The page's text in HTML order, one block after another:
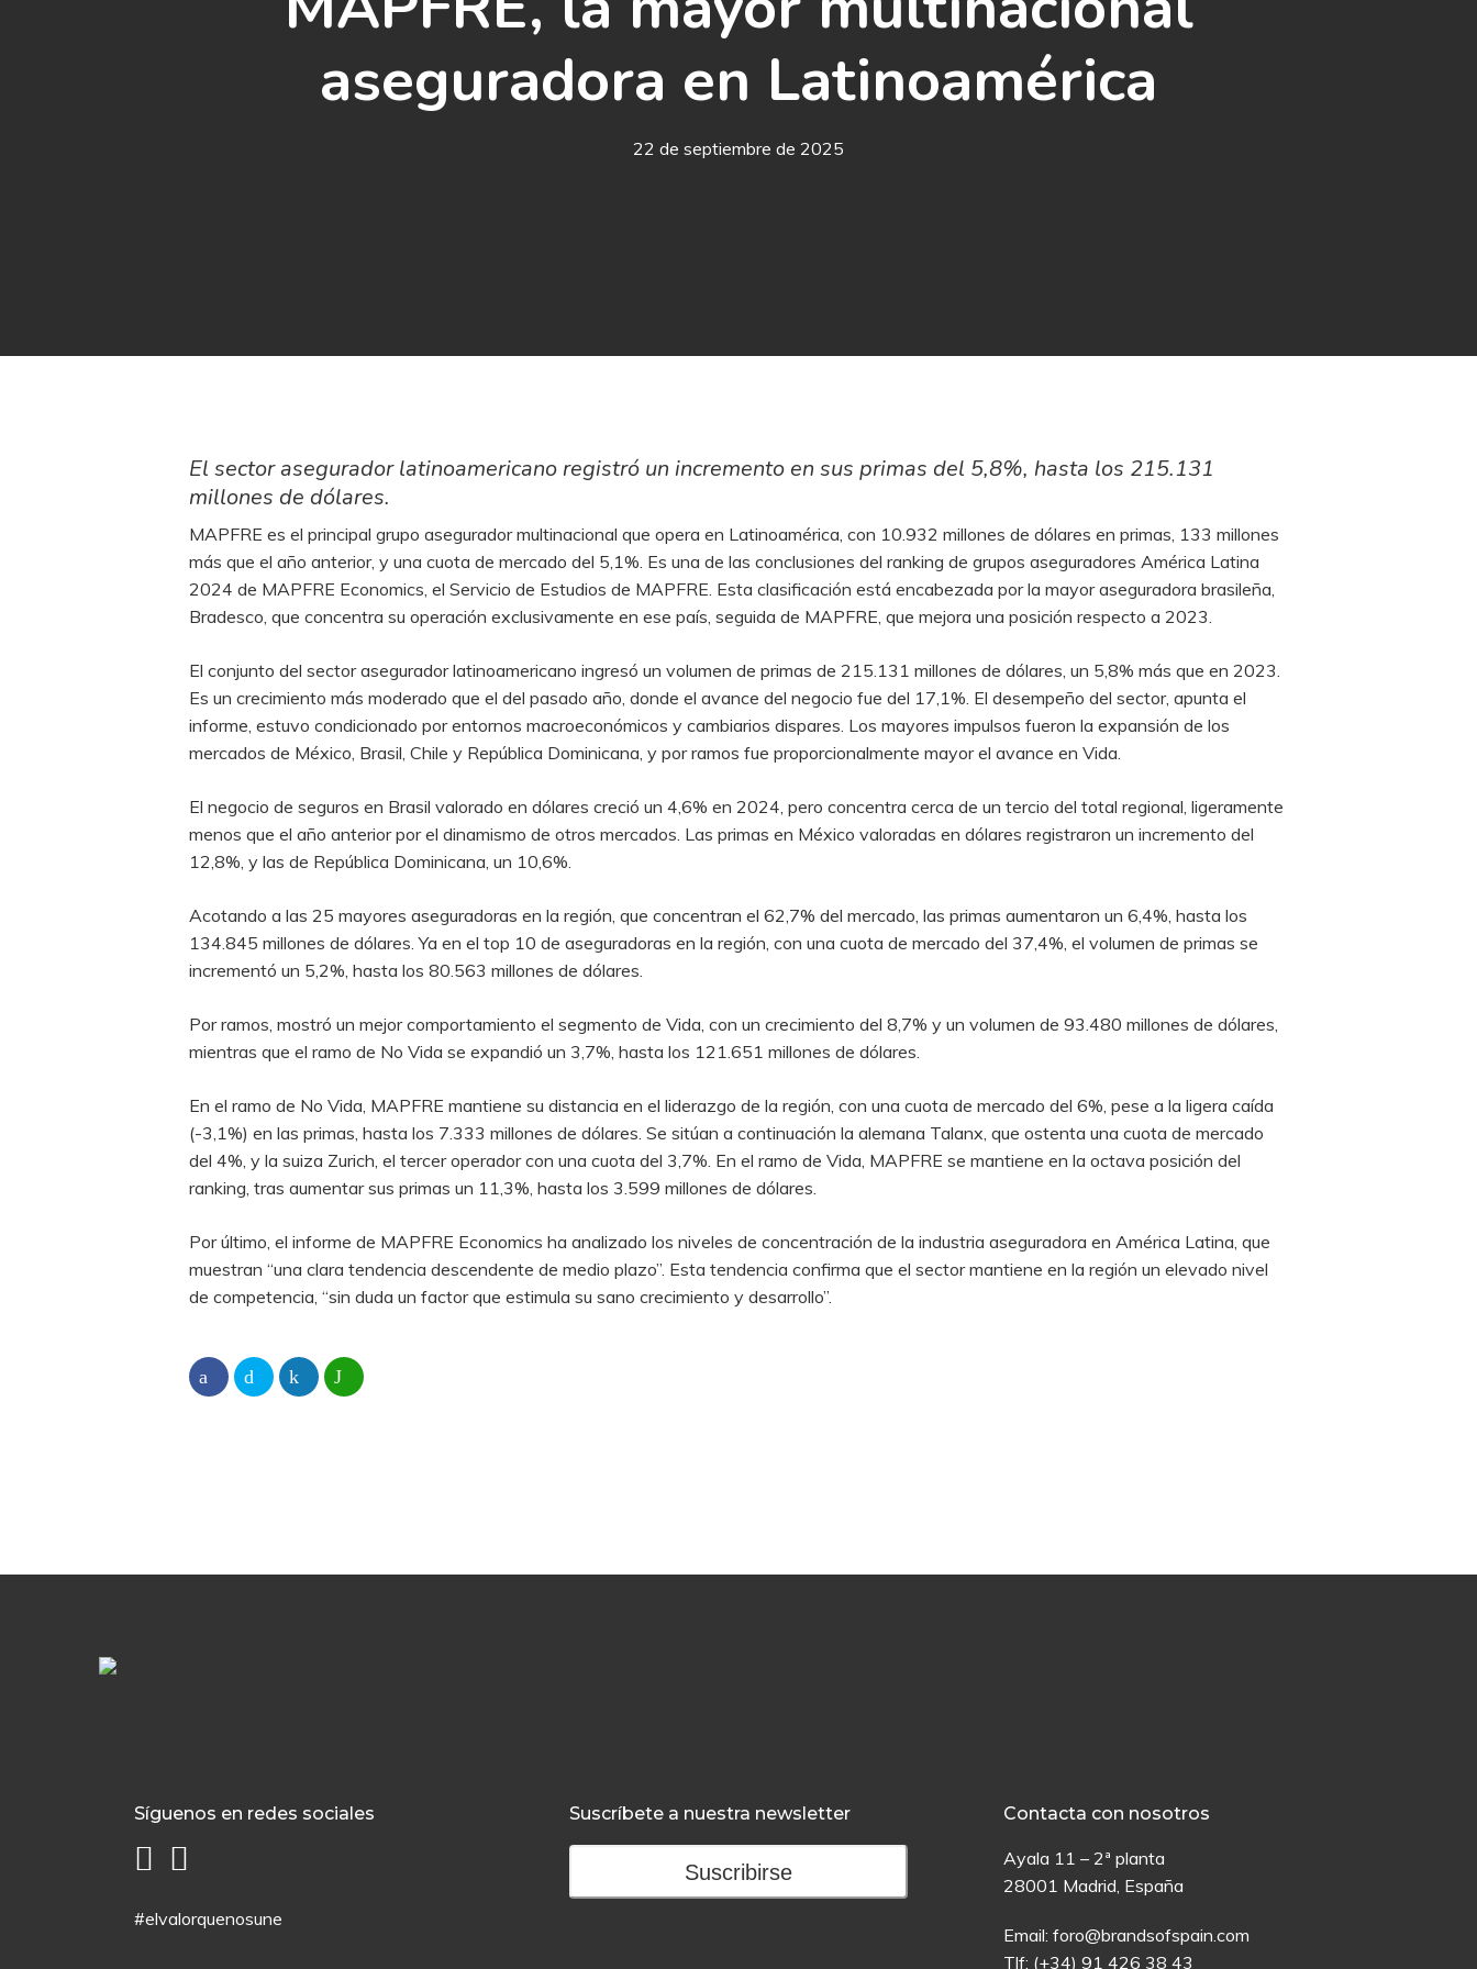
aseguradora en Latinoamérica
22 de septiembre de 2025
El sector asegurador latinoamericano registró un incremento en sus primas del 5,8%, hasta los 215.131
millones de dólares.
MAPFRE es el principal grupo asegurador multinacional que opera en Latinoamérica, con 10.932 millones de dólares en primas, 133 millones
más que el año anterior, y una cuota de mercado del 5,1%. Es una de las conclusiones del ranking de grupos aseguradores América Latina
2024 de MAPFRE Economics, el Servicio de Estudios de MAPFRE. Esta clasificación está encabezada por la mayor aseguradora brasileña,
Bradesco, que concentra su operación exclusivamente en ese país, seguida de MAPFRE, que mejora una posición respecto a 2023.
El conjunto del sector asegurador latinoamericano ingresó un volumen de primas de 215.131 millones de dólares, un 5,8% más que en 2023.
Es un crecimiento más moderado que el del pasado año, donde el avance del negocio fue del 17,1%. El desempeño del sector, apunta el
informe, estuvo condicionado por entornos macroeconómicos y cambiarios dispares. Los mayores impulsos fueron la expansión de los
mercados de México, Brasil, Chile y República Dominicana, y por ramos fue proporcionalmente mayor el avance en Vida.
El negocio de seguros en Brasil valorado en dólares creció un 4,6% en 2024, pero concentra cerca de un tercio del total regional, ligeramente
menos que el año anterior por el dinamismo de otros mercados. Las primas en México valoradas en dólares registraron un incremento del
12,8%, y las de República Dominicana, un 10,6%.
Acotando a las 25 mayores aseguradoras en la región, que concentran el 62,7% del mercado, las primas aumentaron un 6,4%, hasta los
134.845 millones de dólares. Ya en el top 10 de aseguradoras en la región, con una cuota de mercado del 37,4%, el volumen de primas se
incrementó un 5,2%, hasta los 80.563 millones de dólares.
Por ramos, mostró un mejor comportamiento el segmento de Vida, con un crecimiento del 8,7% y un volumen de 93.480 millones de dólares,
mientras que el ramo de No Vida se expandió un 3,7%, hasta los 121.651 millones de dólares.
En el ramo de No Vida, MAPFRE mantiene su distancia en el liderazgo de la región, con una cuota de mercado del 6%, pese a la ligera caída
(-3,1%) en las primas, hasta los 7.333 millones de dólares. Se sitúan a continuación la alemana Talanx, que ostenta una cuota de mercado
del 4%, y la suiza Zurich, el tercer operador con una cuota del 3,7%. En el ramo de Vida, MAPFRE se mantiene en la octava posición del
ranking, tras aumentar sus primas un 11,3%, hasta los 3.599 millones de dólares.
Por último, el informe de MAPFRE Economics ha analizado los niveles de concentración de la industria aseguradora en América Latina, que
muestran “una clara tendencia descendente de medio plazo”. Esta tendencia confirma que el sector mantiene en la región un elevado nivel
de competencia, “sin duda un factor que estimula su sano crecimiento y desarrollo”.
Síguenos en redes sociales
#elvalorquenosune
Suscríbete a nuestra newsletter
Suscribirse
Contacta con nosotros
Ayala 11 – 2ª planta
28001 Madrid, España
Email:foro@brandsofspain.com
Tlf: (+34) 91 426 38 43